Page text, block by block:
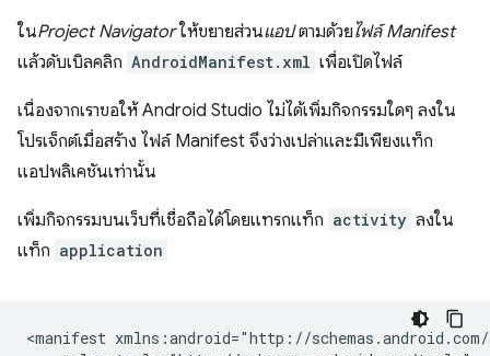
ในProject Navigatorให้ขยายส่วนแอปตามด้วยไฟล์ Manifest
แล้วดับเบิลคลิก AndroidManifest.xml เพื่อเปิดไฟล์
เนื่องจากเราขอให้ Android Studio ไม่ได้เพิ่มกิจกรรมใดๆ ลงใน
โปรเจ็กต์เมื่อสร้าง ไฟล์ Manifest จึงว่างเปล่าและมีเพียงแท็ก
แอปพลิเคชันเท่านั้น
เพิ่มกิจกรรมบนเว็บที่เชื่อถือได้โดยแทรกแท็ก activity ลงใน
แท็ก application
<manifest